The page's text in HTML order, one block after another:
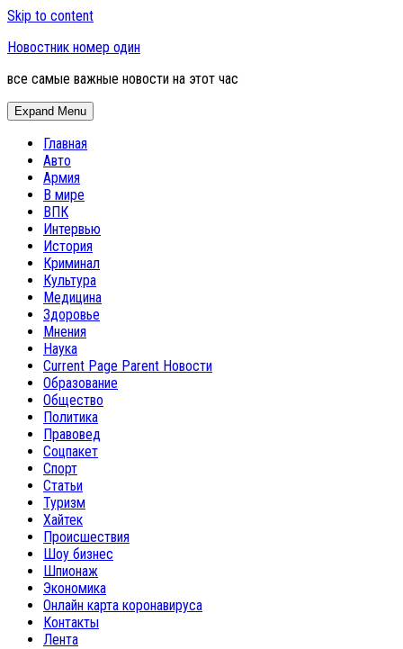
Skip to content
Новостник номер один
все самые важные новости на этот час
Expand Menu
Главная
Авто
Армия
В мире
ВПК
Интервью
История
Криминал
Культура
Медицина
Здоровье
Мнения
Наука
Current Page Parent Новости
Образование
Общество
Политика
Правовед
Соцпакет
Спорт
Статьи
Туризм
Хайтек
Происшествия
Шоу бизнес
Шпионаж
Экономика
Онлайн карта коронавируса
Контакты
Лента